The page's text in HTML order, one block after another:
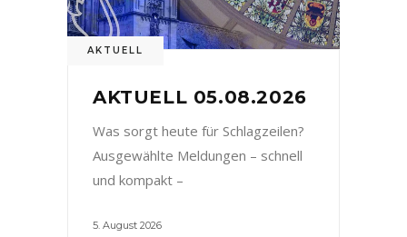
AKTUELL
AKTUELL 05.08.2026
Was sorgt heute für Schlagzeilen?
Ausgewählte Meldungen – schnell
und kompakt –
5. August 2026